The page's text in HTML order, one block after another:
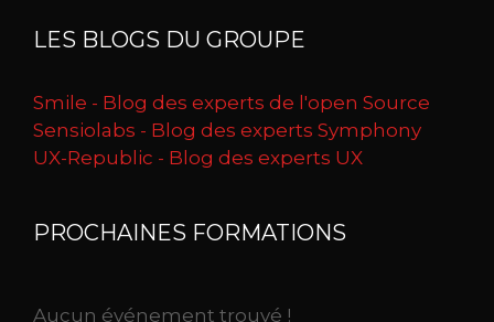
LES BLOGS DU GROUPE
Smile - Blog des experts de l'open Source
Sensiolabs - Blog des experts Symphony
UX-Republic - Blog des experts UX
PROCHAINES FORMATIONS
Aucun événement trouvé !